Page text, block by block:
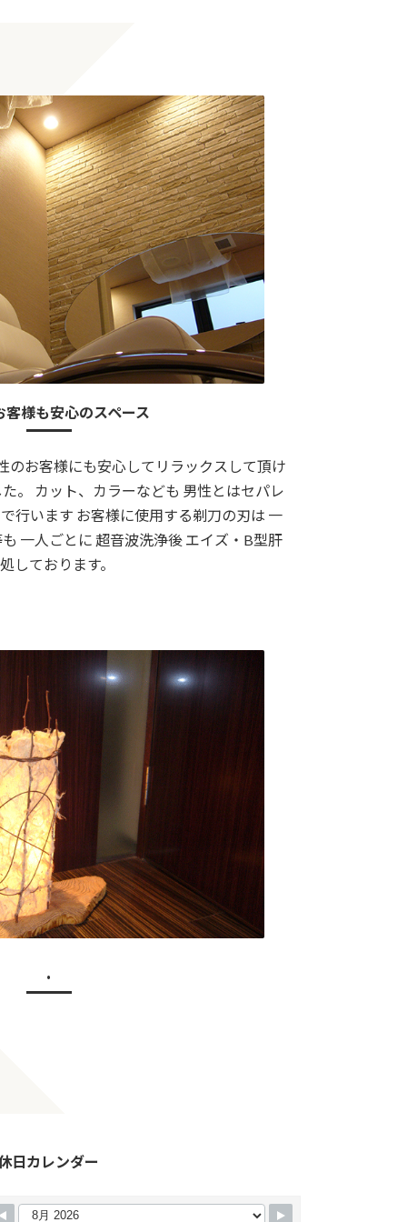
客様も安心のスペース
のお客様にも安心してリラックスして頂け
。 カット、カラーなども 男性とはセパレ
行います お客様に使用する剃刀の刃は 一
一人ごとに 超音波洗浄後 エイズ・B型肝
しております。
.
日カレンダー